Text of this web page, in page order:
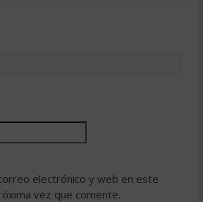
electrónico y web en este
vez que comente.